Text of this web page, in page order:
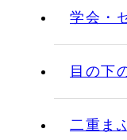
学会・
目の下
二重ま